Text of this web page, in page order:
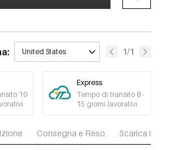
United States 1/1
10
Express
Tempo di transito 8 -
15 giorni lavorativi
Consegna e Reso Scarica immagini